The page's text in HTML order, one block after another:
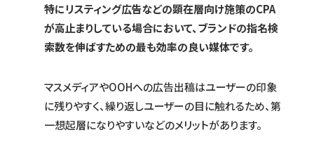
特にリスティング広告などの顕在層向け施策のCPA
が高止まりしている場合において、ブランドの指名検
索数を伸ばすための最も効率の良い媒体です。
マスメディアやOOHへの広告出稿はユーザーの印象
に残りやすく、繰り返しユーザーの目に触れるため、第
一想起層になりやすいなどのメリットがあります。